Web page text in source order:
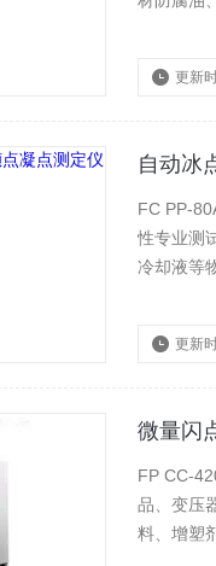
更新
自动冰
FC PP-
性专业测
冷却液等
更新
微量闪
FP CC-
品、变压
料、增塑